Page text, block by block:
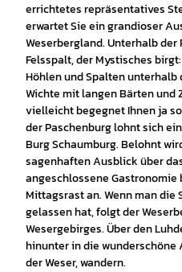
errichtetes repräsentatives
erwartet Sie ein grandioser
Weserbergland. Unterhalb
Felsspalt, der Mystisches
Höhlen und Spalten unterhalb
Wichte mit langen Bärten und
vielleicht begegnet Ihnen ja
der Paschenburg lohnt sich
Burg Schaumburg. Belohnt
sagenhaften Ausblick über
angeschlossene
Mittagsrast an. Wenn man die
gelassen hat, folgt der
Wesergebirges. Über den
hinunter in die
der Weser, wandern.